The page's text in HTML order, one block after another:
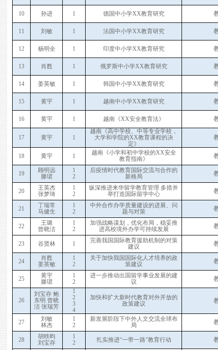
10 孙进 1 德国中小学XX教育研究
11 刘敏 1 法国中小学XX教育研究
12 杨明全 1 印度中小学XX教育研究
13 肖甦 1 俄罗斯中小学XX教育研究
14 姜英敏 1 韩国中小学XX教育研究
15 黄宇 1 越南中小学XX教育研究
16 黄宇 1 越南《XX安全教育法》
17 黄宇 1
越南《高中学校、中等专业学校，
大学和学院的XX教育课程的决
定》
18 黄宇 1
越南《小学和初中学校的XX安全
教育指南》
19
顾明远
滕珺
1
2
后疫情时代教育国际交流与合作的
新格局
20
王英杰
张梦琦
1
2
纵深推进来华留学教育管理 多措并
举打造国际留学中心
21
丁瑞常
马健生
1
2
中外合作办学质量建设的进展、问
题与对策
22
王璐
曾晓洁
1
2
加强战略谋划，优化布局，稳妥推
进高校境外办学可持续发展
23 谷贤林 1
完善我国国际教育援助机制的对策
建议
24
肖甦
姜英敏
1
2
关于加快我国国际化人才培养的政
策建议
25
黄宇
滕珺
1
2
进一步推动出国留学事业发展的建
议
26
刘宝存 鲍
东明 曾晓
洁 张瑞芳
1
2
3
4
加快和扩大新时代教育对外开放的
政策建议
27
刘敏
林杰
1
2
新发展阶段下中外人文交流全球布
局
28
胡昳昀
刘宝存
1
2
扎实推进“一带一路”教育行动